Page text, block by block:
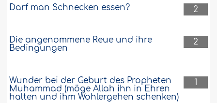
135122 3-5-2010
2
Darf man Schnecken essen?
2
Die angenommene Reue und ihre
Bedingungen
1
Wunder bei der Geburt des Propheten
Muhammad (möge Allah ihn in Ehren
halten und ihm Wohlergehen schenken)